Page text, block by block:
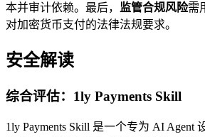
本并审计依赖。最后，
监管合规风险需
对加密货币支付的法律法规要求。
安全解读
综合评估：1ly Payments Skill
1ly Payments Skill 是一个专为 AI Agent